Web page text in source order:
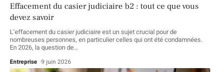
Effacement du casier judiciaire b2 : tout ce que vous
devez savoir
L’effacement du casier judiciaire est un sujet crucial pour de
nombreuses personnes, en particulier celles qui ont été condamnées.
En 2026, la question de…
Entreprise 9 juin 2026